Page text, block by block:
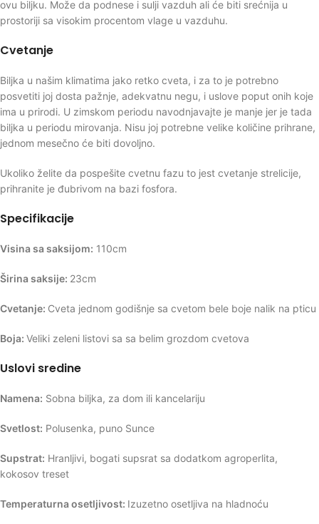
ovu biljku. Može da podnese i sulji vazduh ali će biti srećnija u
prostoriji sa visokim procentom vlage u vazduhu.
Cvetanje
Biljka u našim klimatima jako retko cveta, i za to je potrebno
posvetiti joj dosta pažnje, adekvatnu negu, i uslove poput onih koje
ima u prirodi. U zimskom periodu navodnjavajte je manje jer je tada
biljka u periodu mirovanja. Nisu joj potrebne velike količine prihrane,
jednom mesečno će biti dovoljno.
Ukoliko želite da pospešite cvetnu fazu to jest cvetanje strelicije,
prihranite je đubrivom na bazi fosfora.
Specifikacije
Visina sa saksijom: 110cm
Širina saksije: 23cm
Cvetanje: Cveta jednom godišnje sa cvetom bele boje nalik na pticu
Boja: Veliki zeleni listovi sa sa belim grozdom cvetova
Uslovi sredine
Namena: Sobna biljka, za dom ili kancelariju
Svetlost: Polusenka, puno Sunce
Supstrat: Hranljivi, bogati supsrat sa dodatkom agroperlita,
kokosov treset
Temperaturna osetljivost: Izuzetno osetljiva na hladnoću